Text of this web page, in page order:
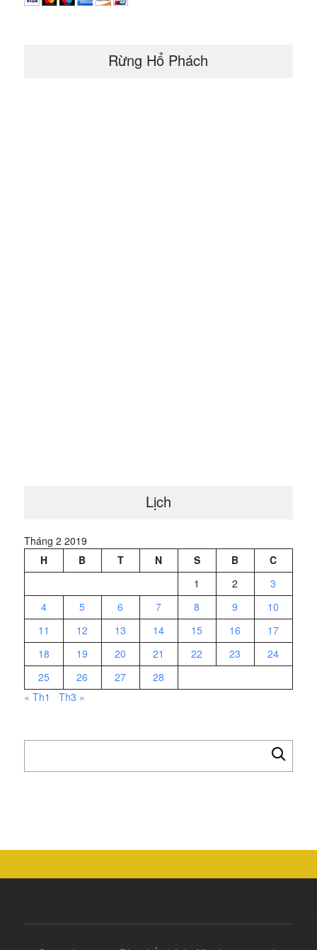
Rừng Hổ Phách
Lịch
Tháng 2 2019
H
B T N S B
C
1
2
3
4
5 6 7 8 9
10
11
12 13 14 15 16
17
18
19 20 21 22 23
24
25
26 27
28
« Th1
Th3 »
cho: